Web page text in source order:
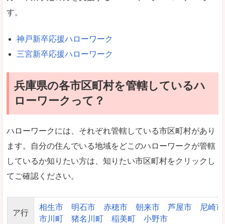
す。
神戸新卒応援ハローワーク
三宮新卒応援ハローワーク
兵庫県の各市区町村を管轄しているハ
ローワークって？
ハローワークには、それぞれ管轄している市区町村があり
ます。自分の住んでいる地域をどこのハローワークが管轄
しているか知りたい方は、知りたい市区町村をクリックし
てご確認ください。
ア行
相生市 明石市 赤穂市 朝来市 芦屋市
尼崎市
市川町
猪名川町 稲美町 小野市